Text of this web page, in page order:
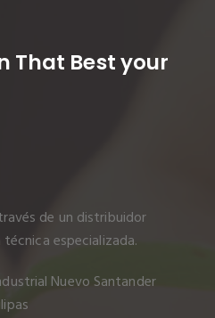
That Best your
de un distribuidor
especializada.
Nuevo Santander